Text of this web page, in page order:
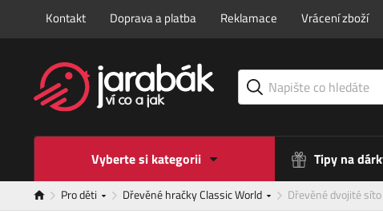
Kontakt Doprava a platba Reklamace Vrácení zboží
Vyberte si kategorii Tipy na
Pro děti Dřevěné hračky Classic World Dřevěné dvojité